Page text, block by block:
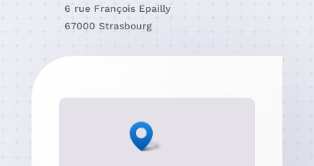
6 rue François Epailly
67000 Strasbourg